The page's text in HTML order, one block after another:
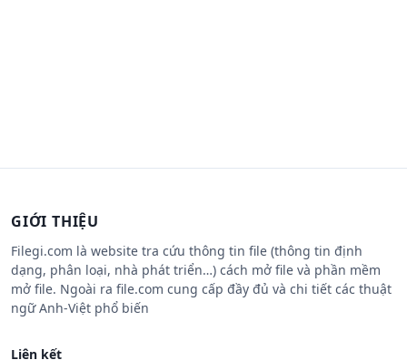
GIỚI THIỆU
Filegi.com là website tra cứu thông tin file (thông tin định
dạng, phân loại, nhà phát triển…) cách mở file và phần mềm
mở file. Ngoài ra file.com cung cấp đầy đủ và chi tiết các thuật
ngữ Anh-Việt phổ biến
Liên kết